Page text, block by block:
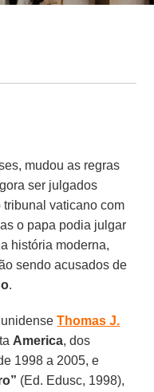
mudou as regras
ser julgados
vaticano com
o papa podia julgar
história moderna,
sendo acusados de
.
Thomas J.
America, dos
1998 a 2005, e
(Ed. Edusc, 1998),